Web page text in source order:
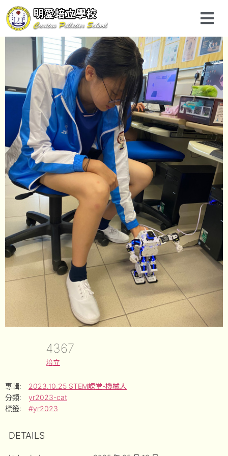
4367
培立
專輯:
2023.10.25 STEM課堂-機械人
分類:
yr2023-cat
標籤:
#yr2023
DETAILS